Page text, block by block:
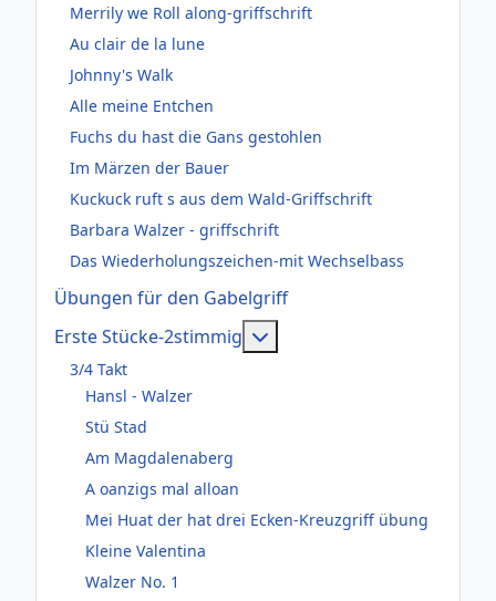
Merrily we Roll along-griffschrift
Au clair de la lune
Johnny's Walk
Alle meine Entchen
Fuchs du hast die Gans gestohlen
Im Märzen der Bauer
Kuckuck ruft s aus dem Wald-Griffschrift
Barbara Walzer - griffschrift
Das Wiederholungszeichen-mit Wechselbass
Übungen für den Gabelgriff
Erste Stücke-2stimmig
3/4 Takt
Hansl - Walzer
Stü Stad
Am Magdalenaberg
A oanzigs mal alloan
Mei Huat der hat drei Ecken-Kreuzgriff übung
Kleine Valentina
Walzer No. 1